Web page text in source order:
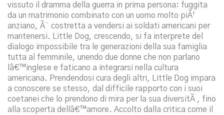
vissuto il dramma della guerra in prima persona: fuggita
da un matrimonio combinato con un uomo molto piÃ¹
anziano, Ã¨ costretta a vendersi ai soldati americani per
mantenersi. Little Dog, crescendo, si fa interprete del
dialogo impossibile tra le generazioni della sua famiglia
tutta al femminile, unendo due donne che non parlano
lâ€™inglese e faticano a integrarsi nella cultura
americana. Prendendosi cura degli altri, Little Dog impara
a conoscere se stesso, dal difficile rapporto con i suoi
coetanei che lo prendono di mira per la sua diversitÃ , fino
alla scoperta dellâ€™amore. Accolto dalla critica come il